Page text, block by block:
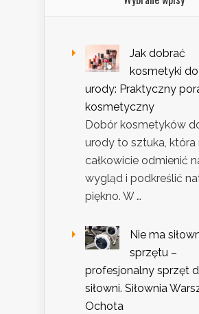
Jak dobrać
kosmetyki
urody: Praktyczny
kosmetyczny
Dobór kosmetyków
urody to sztuka, która
całkowicie odmienić
wygląd i podkreślić
piękno. W …
Nie ma
sprzętu –
profesjonalny sprzęt
siłowni. Siłownia
Ochota